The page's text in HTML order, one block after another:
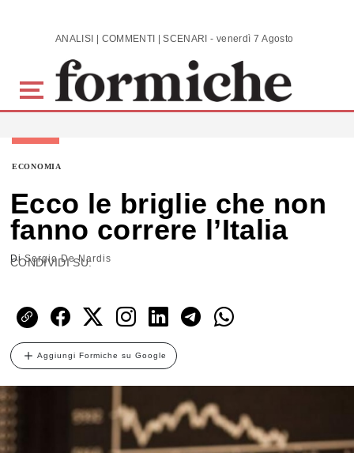
Skip to main content ANALISI | COMMENTI | SCENARI - venerdì 7 Agosto 2026
ECONOMIA
Ecco le briglie che non
fanno correre l’Italia
DiSergio De Nardis
CONDIVIDI SU:
Aggiungi Formiche su Google